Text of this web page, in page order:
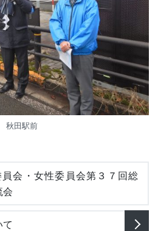
秋田駅前
ション
会・女性委員会第３７回総
会